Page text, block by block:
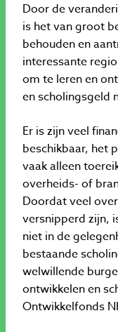
Door de
is het van groot
behouden en
interessante
om te leren en
en scholingsgeld
Er is zijn veel
beschikbaar, het
vaak alleen
overheids- of
Doordat veel
versnipperd zijn,
niet in de
bestaande
welwillende
ontwikkelen en
Ontwikkelfonds